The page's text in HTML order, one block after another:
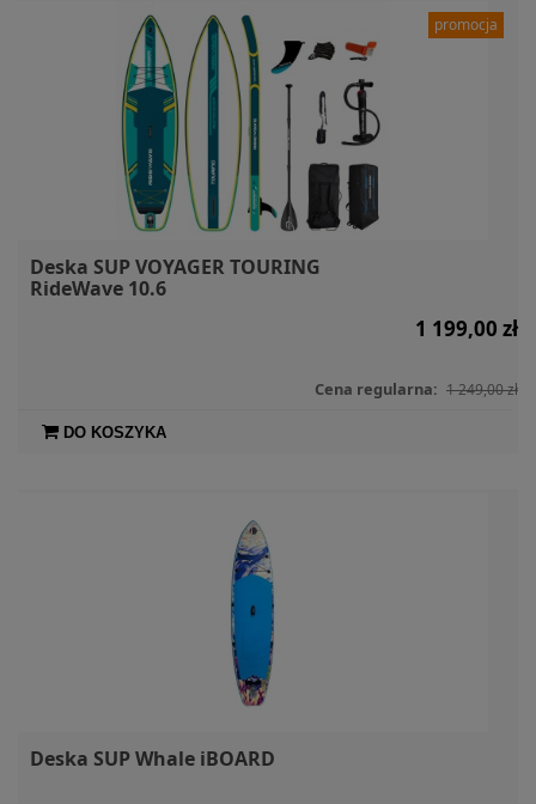
Deska SUP VOYAGER TOURING
RideWave 10.6
1 199,00 zł
Cena regularna: 1 249,00 zł
DO KOSZYKA
promocja
Deska SUP Whale iBOARD